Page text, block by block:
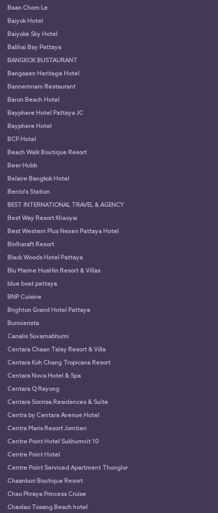
Baan Chom Le
Baiyok Hotel
Baiyoke Sky Hotel
Balihai Bay Pattaya
BANGKOK BUSTAURANT
Bangsaen Heritage Hotel
Bannernnam Restaurant
Baron Beach Hotel
Bayphere Hotel Pattaya JC
Bayphere Hotel
BCP Hotel
Beach Walk Boutique Resort
Beer Hubb
Belaire Bangkok Hotel
Bento's Station
BEST INTERNATIONAL TRAVEL & AGENCY
Best Way Resort Khaoyai
Best Western Plus Nexen Pattaya Hotel
Binlharaft Resort
Black Woods Hotel Pattaya
Blu Marine HuaHin Resort & Villas
blue boat pattaya
BNP Cuisine
Brighton Grand Hotel Pattaya
Bunnierista
Canalis Suvarnabhumi
Centara Chaan Talay Resort & Villa
Centara Koh Chang Tropicana Resort
Centara Nova Hotel & Spa
Centara Q Rayong
Centara Sonrisa Residences & Suite
Centra by Centara Avenue Hotel
Centra Maris Resort Jomtien
Centre Point Hotel Sukhumvit 10
Centre Point Hotel
Centre Point Serviced Apartment Thonglor
Chaanburi Boutique Resort
Chao Phraya Princess Cruise
Chaolao Tosang Beach hotel